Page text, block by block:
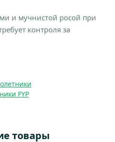
и мучнистой росой при
контроля за
FYP
товары